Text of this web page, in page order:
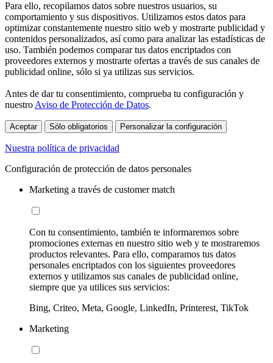
Para ello, recopilamos datos sobre nuestros usuarios, su
comportamiento y sus dispositivos. Utilizamos estos datos para
optimizar constantemente nuestro sitio web y mostrarte publicidad y
contenidos personalizados, así como para analizar las estadísticas de
uso. También podemos comparar tus datos encriptados con
proveedores externos y mostrarte ofertas a través de sus canales de
publicidad online, sólo si ya utilizas sus servicios.
Antes de dar tu consentimiento, comprueba tu configuración y
nuestro Aviso de Protección de Datos.
Aceptar Sólo obligatorios Personalizar la configuración
Nuestra política de privacidad
Configuración de protección de datos personales
Marketing a través de customer match
Con tu consentimiento, también te informaremos sobre
promociones externas en nuestro sitio web y te mostraremos
productos relevantes. Para ello, comparamos tus datos
personales encriptados con los siguientes proveedores
externos y utilizamos sus canales de publicidad online,
siempre que ya utilices sus servicios:
Bing, Criteo, Meta, Google, LinkedIn, Printerest, TikTok
Marketing